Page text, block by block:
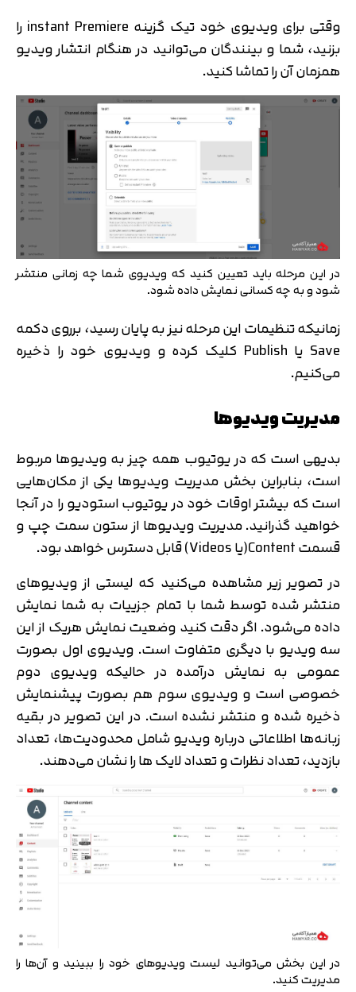
وقتی برای ویدیوی خود تیک گزینه instant Premiere را
بزنید، شما و بینندگان می‌توانید در هنگام انتشار ویدیو
همزمان آن را تماشا کنید.
در این مرحله باید تعیین کنید که ویدیوی شما چه زمانی منتشر
شود و به چه کسانی نمایش داده شود.
زمانیکه تنظیمات این مرحله نیز به پایان رسید، برروی دکمه
Save یا Publish کلیک کرده و ویدیوی خود را ذخیره
می‌کنیم.
مدیریت ویدیوها
بدیهی است که در یوتیوب همه چیز به ویدیوها مربوط
است، بنابراین بخش مدیریت ویدیوها یکی از مکان‌هایی
است که بیشتر اوقات خود در یوتیوب استودیو را در آنجا
خواهید گذرانید. مدیریت ویدیوها از ستون سمت چپ و
قسمت Content(یا Videos) قابل دسترس خواهد بود.
در تصویر زیر مشاهده می‌کنید که لیستی از ویدیوهای
منتشر شده توسط شما با تمام جزییات به شما نمایش
داده می‌شود. اگر دقت کنید وضعیت نمایش هریک از این
سه ویدیو با دیگری متفاوت است. ویدیوی اول بصورت
عمومی به نمایش درآمده در حالیکه ویدیوی دوم
خصوصی است و ویدیوی سوم هم بصورت پیشنمایش
ذخیره شده و منتشر نشده است. در این تصویر در بقیه
زبانه‌ها اطلاعاتی درباره ویدیو شامل محدودیت‌ها، تعداد
بازدید، تعداد نظرات و تعداد لایک ها را نشان می‌دهند.
در این بخش می‌توانید لیست ویدیوهای خود را ببینید و آن‌ها را
مدیریت کنید.